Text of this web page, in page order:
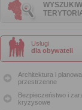
Usługi
dla obywateli
Architektura i
przestrzenne
Bezpieczeństwo i
kryzysowe